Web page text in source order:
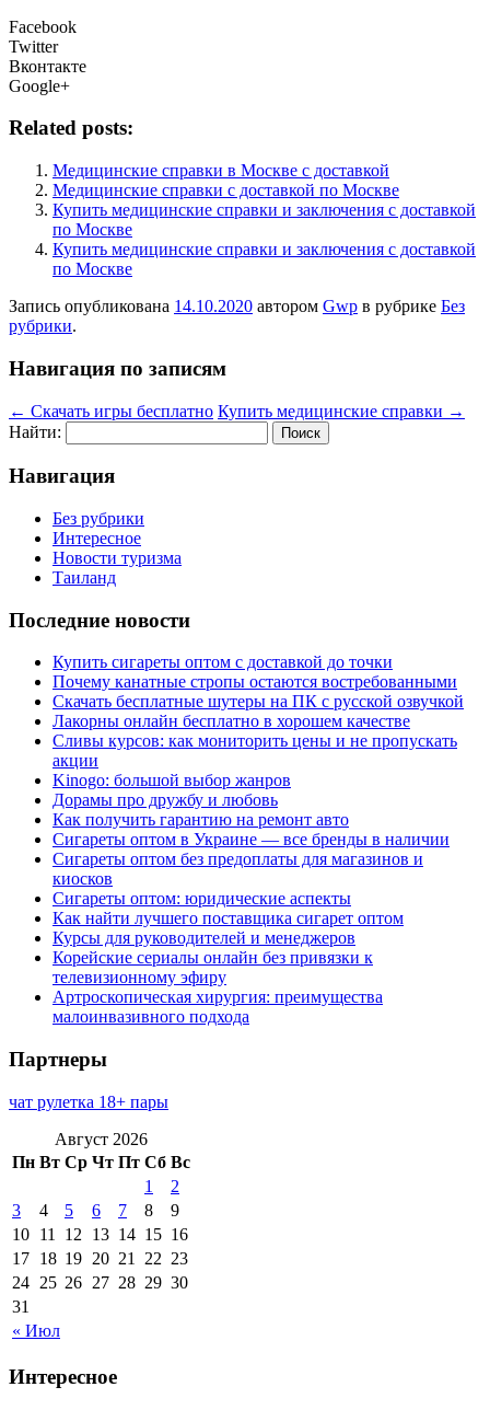
Facebook
Twitter
Вконтакте
Google+
Related posts:
Медицинские справки в Москве с доставкой
Медицинские справки с доставкой по Москве
Купить медицинские справки и заключения с доставкой
по Москве
Купить медицинские справки и заключения с доставкой
по Москве
Запись опубликована 14.10.2020 автором Gwp в рубрике Без
рубрики.
Навигация по записям
← Скачать игры бесплатно Купить медицинские справки →
Найти:
Навигация
Без рубрики
Интересное
Новости туризма
Таиланд
Последние новости
Купить сигареты оптом с доставкой до точки
Почему канатные стропы остаются востребованными
Скачать бесплатные шутеры на ПК с русской озвучкой
Лакорны онлайн бесплатно в хорошем качестве
Сливы курсов: как мониторить цены и не пропускать
акции
Kinogo: большой выбор жанров
Дорамы про дружбу и любовь
Как получить гарантию на ремонт авто
Сигареты оптом в Украине — все бренды в наличии
Сигареты оптом без предоплаты для магазинов и
киосков
Сигареты оптом: юридические аспекты
Как найти лучшего поставщика сигарет оптом
Курсы для руководителей и менеджеров
Корейские сериалы онлайн без привязки к
телевизионному эфиру
Артроскопическая хирургия: преимущества
малоинвазивного подхода
Партнеры
чат рулетка 18+ пары
Август 2026
Пн Вт Ср Чт Пт Сб Вс
« Июл
1
2
3
4 5 6 7 8
9
10 11 12 13 14 15 16
17 18 19 20 21 22 23
24 25 26 27 28 29 30
31
Интересное